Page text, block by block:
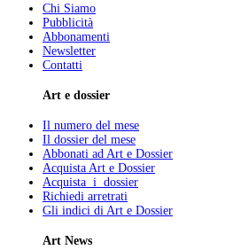
Chi Siamo
Pubblicità
Abbonamenti
Newsletter
Contatti
Art e dossier
Il numero del mese
Il dossier del mese
Abbonati ad Art e Dossier
Acquista Art e Dossier
Acquista i dossier
Richiedi arretrati
Gli indici di Art e Dossier
Art News